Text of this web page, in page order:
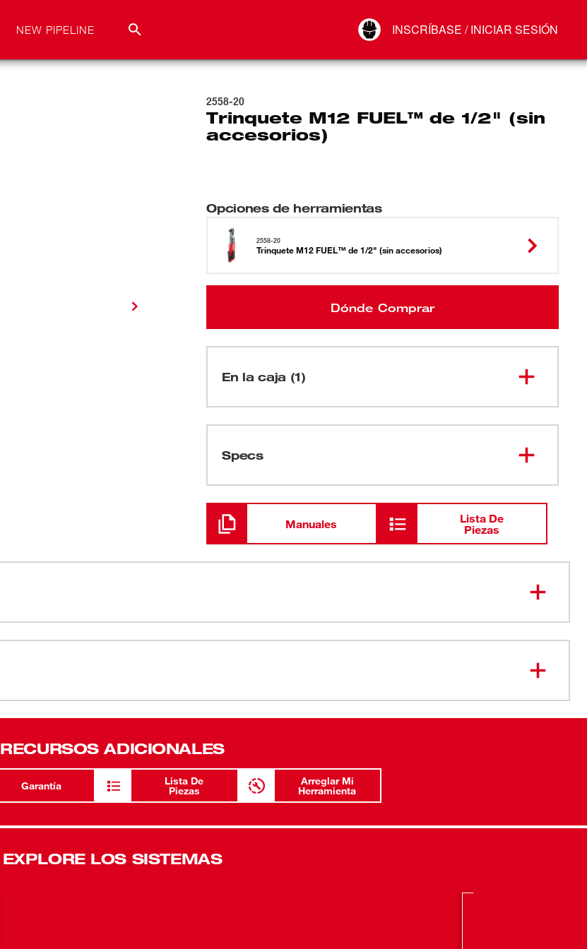
NEW PIPELINE INSCRÍBASE / INICIAR SESIÓN
Conectar
2558-20
Trinquete M12 FUEL™ de 1/2" (sin
accesorios)
Opciones de herramientas
2558-20
Trinquete M12 FUEL™ de 1/2" (sin accesorios)
Dónde Comprar
En la caja (1)
Specs
Cargando
Manuales
Lista De
Piezas
RECURSOS ADICIONALES
Garantía
Lista De
Piezas
Arreglar Mi
Herramienta
EXPLORE LOS SISTEMAS